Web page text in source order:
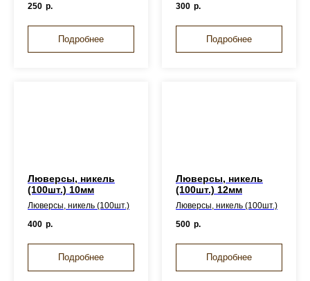
250 р.
Подробнее
300 р.
Подробнее
Люверсы, никель
(100шт.) 10мм
Люверсы, никель (100шт.)
400 р.
Подробнее
Люверсы, никель
(100шт.) 12мм
Люверсы, никель (100шт.)
500 р.
Подробнее